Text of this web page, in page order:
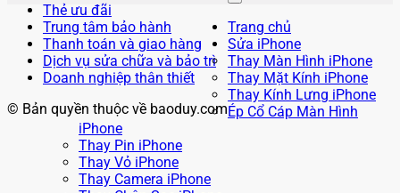
Thẻ ưu đãi
Trung tâm bảo hành
Thanh toán và giao hàng
Dịch vụ sửa chữa và bảo trì
Doanh nghiệp thân thiết
© Bản quyền thuộc về baoduy.com
Trang chủ
Sửa iPhone
Thay Màn Hình iPhone
Thay Mặt Kính iPhone
Thay Kính Lưng iPhone
Ép Cổ Cáp Màn Hình
iPhone
Thay Pin iPhone
Thay Vỏ iPhone
Thay Camera iPhone